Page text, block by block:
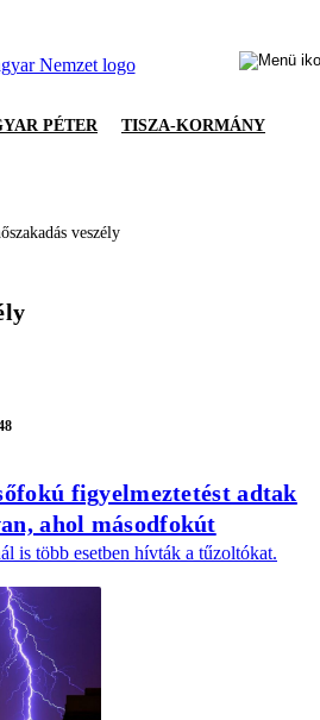
PÉTER TISZA-KORMÁNY
veszély
figyelmeztetést adtak
ahol másodfokút
is több esetben hívták a tűzoltókat.